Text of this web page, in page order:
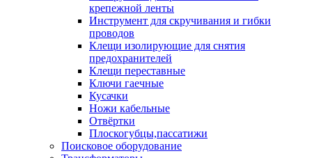
крепежной ленты
Инструмент для скручивания и гибки
проводов
Клещи изолирующие для снятия
предохранителей
Клещи переставные
Ключи гаечные
Кусачки
Ножи кабельные
Отвёртки
Плоскогубцы,пассатижи
Поисковое оборудование